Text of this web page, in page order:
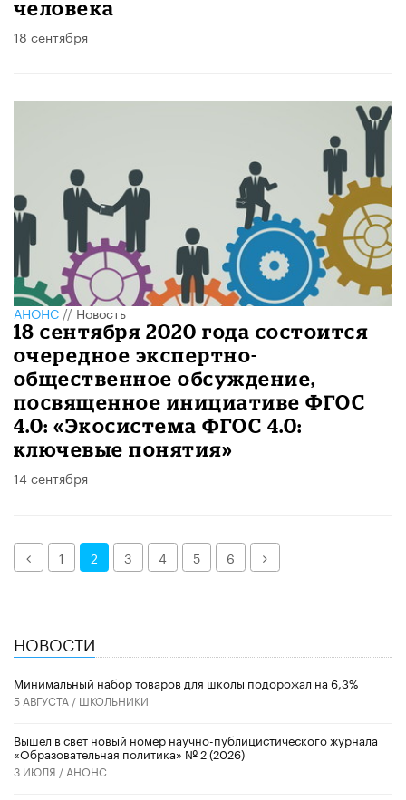
человека
18 сентября
АНОНС//Новость
18 сентября 2020 года состоится
очередное экспертно-
общественное обсуждение,
посвященное инициативе ФГОС
4.0: «Экосистема ФГОС 4.0:
ключевые понятия»
14 сентября
Назад1 2 3 4 5 6 Далее
НОВОСТИ
Минимальный набор товаров для школы подорожал на 6,3%
5 АВГУСТА / ШКОЛЬНИКИ
Вышел в свет новый номер научно-публицистического журнала
«Образовательная политика» № 2 (2026)
3 ИЮЛЯ / АНОНС